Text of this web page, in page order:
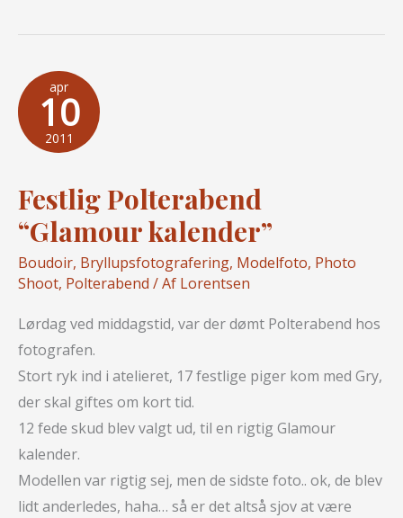
sammen
os.
apr
10
2011
Festlig Polterabend
“Glamour kalender”
Boudoir, Bryllupsfotografering, Modelfoto, Photo
Shoot, Polterabend / Af Lorentsen
Lørdag ved middagstid, var der dømt Polterabend hos
fotografen.
Stort ryk ind i atelieret, 17 festlige piger kom med Gry,
der skal giftes om kort tid.
12 fede skud blev valgt ud, til en rigtig Glamour
kalender.
Modellen var rigtig sej, men de sidste foto.. ok, de blev
lidt anderledes, haha… så er det altså sjov at være